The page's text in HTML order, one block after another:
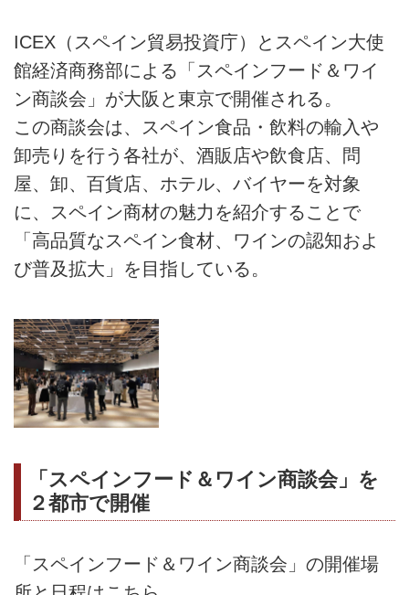
ICEX（スペイン貿易投資庁）とスペイン大使
館経済商務部による「スペインフード＆ワイ
ン商談会」が大阪と東京で開催される。
この商談会は、スペイン食品・飲料の輸入や
卸売りを行う各社が、酒販店や飲食店、問
屋、卸、百貨店、ホテル、バイヤーを対象
に、スペイン商材の魅力を紹介することで
「高品質なスペイン食材、ワインの認知およ
び普及拡大」を目指している。
「スペインフード＆ワイン商談会」を
２都市で開催
「スペインフード＆ワイン商談会」の開催場